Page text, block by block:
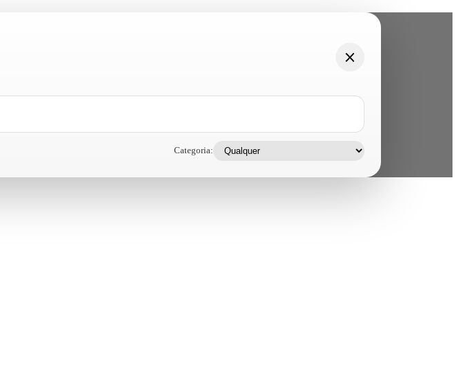
Categoria: